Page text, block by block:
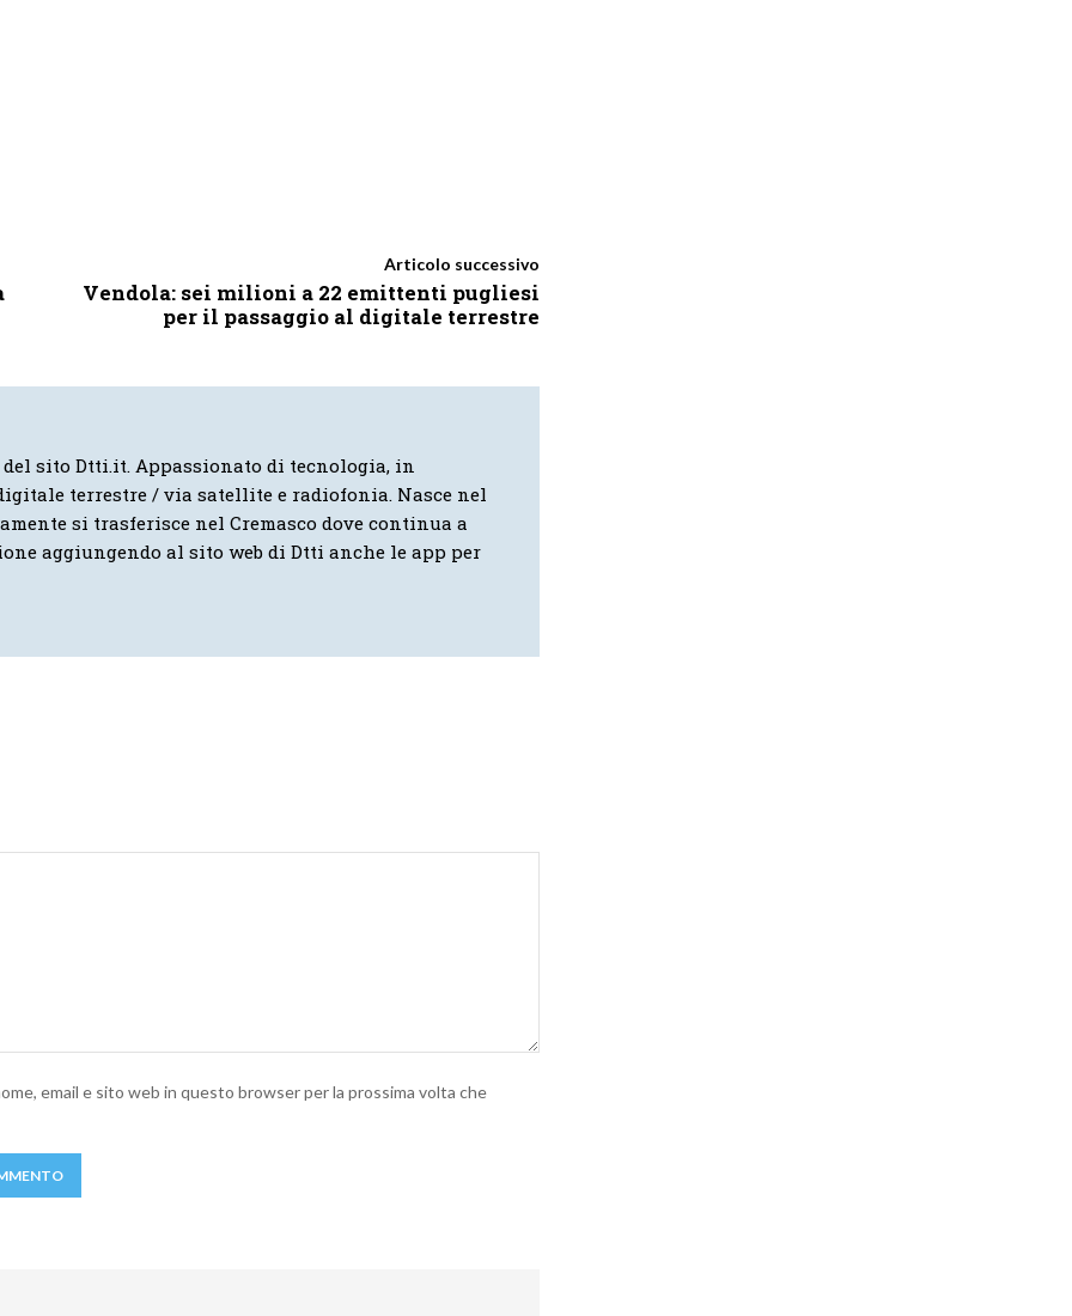
Articolo successivo
Vendola: sei milioni a 22 emittenti pugliesi
per il passaggio al digitale terrestre
sito Dtti.it. Appassionato di tecnologia, in
terrestre / via satellite e radiofonia. Nasce nel
si trasferisce nel Cremasco dove continua a
aggiungendo al sito web di Dtti anche le app per
email e sito web in questo browser per la prossima volta che